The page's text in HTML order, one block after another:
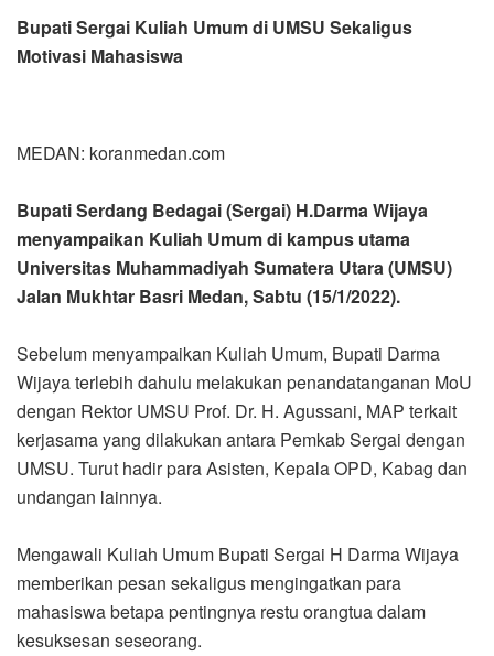
Bupati Sergai Kuliah Umum di UMSU Sekaligus
Motivasi Mahasiswa
MEDAN: koranmedan.com
Bupati Serdang Bedagai (Sergai) H.Darma Wijaya
menyampaikan Kuliah Umum di kampus utama
Universitas Muhammadiyah Sumatera Utara (UMSU)
Jalan Mukhtar Basri Medan, Sabtu (15/1/2022).
Sebelum menyampaikan Kuliah Umum, Bupati Darma
Wijaya terlebih dahulu melakukan penandatanganan MoU
dengan Rektor UMSU Prof. Dr. H. Agussani, MAP terkait
kerjasama yang dilakukan antara Pemkab Sergai dengan
UMSU. Turut hadir para Asisten, Kepala OPD, Kabag dan
undangan lainnya.
Mengawali Kuliah Umum Bupati Sergai H Darma Wijaya
memberikan pesan sekaligus mengingatkan para
mahasiswa betapa pentingnya restu orangtua dalam
kesuksesan seseorang.